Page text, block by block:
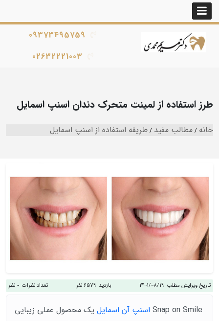
09373495759
02632221003
طرز استفاده از لمینت متحرک دندان اسنپ اسمایل
خانه مطالب مفید طریقه استفاده از اسنپ اسمایل
تاریخ ویرایش مطلب: 1401/08/19 بازدید: 6579 نفر تعداد نظرات: 0 نظر
اسنپ آن اسمایل یک محصول عملی زیبایی